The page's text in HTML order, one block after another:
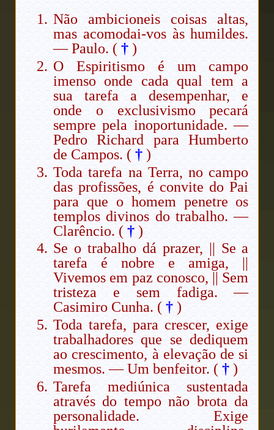
Não ambicioneis coisas altas,
mas acomodai-vos às humildes.
— Paulo. († )
O Espiritismo é um campo
imenso onde cada qual tem a
sua tarefa a desempenhar, e
onde o exclusivismo pecará
sempre pela inoportunidade. —
Pedro Richard para Humberto
de Campos. († )
Toda tarefa na Terra, no campo
das profissões, é convite do Pai
para que o homem penetre os
templos divinos do trabalho. —
Clarêncio. († )
Se o trabalho dá prazer, || Se a
tarefa é nobre e amiga, ||
Vivemos em paz conosco, || Sem
tristeza e sem fadiga. —
Casimiro Cunha. († )
Toda tarefa, para crescer, exige
trabalhadores que se dediquem
ao crescimento, à elevação de si
mesmos. — Um benfeitor. († )
Tarefa mediúnica sustentada
através do tempo não brota da
personalidade. Exige